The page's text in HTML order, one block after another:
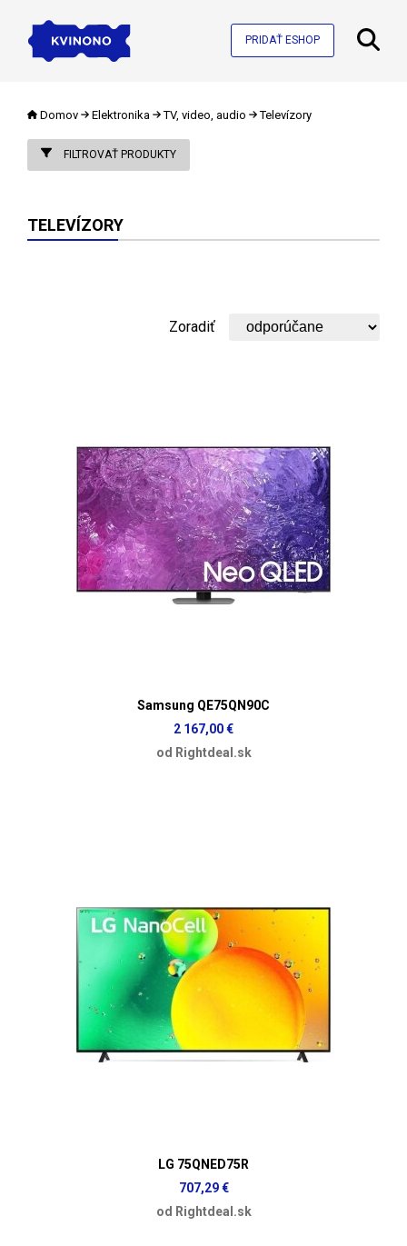
PRIDAŤ ESHOP
Domov Elektronika TV, video, audio Televízory
FILTROVAŤ PRODUKTY
TELEVÍZORY
Zoradiť
Samsung QE75QN90C
2 167,00 €
od Rightdeal.sk
LG 75QNED75R
707,29 €
od Rightdeal.sk